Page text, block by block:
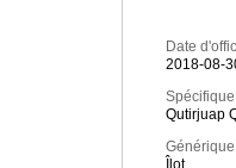
Date
2018-08-
Spécifique
Qutirjuap
Îlot